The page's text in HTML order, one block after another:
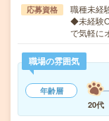
応募資格
職種未経
◆未経験
で気軽に
職場の雰囲気
年齢層
20代